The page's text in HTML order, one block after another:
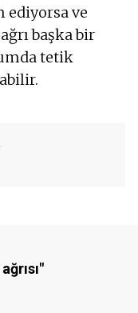
ve
başka bir
tetik